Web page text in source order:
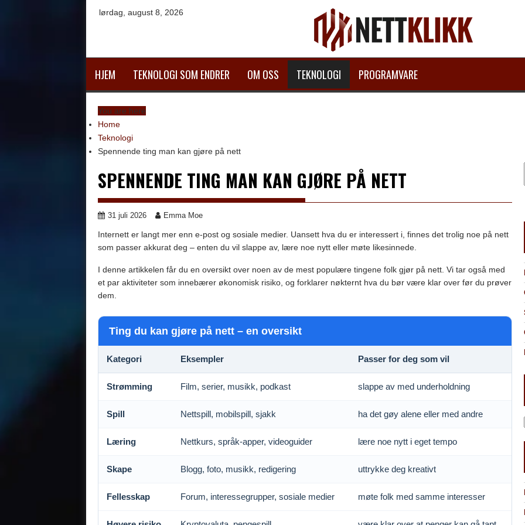
lørdag, august 8, 2026
HJEM TEKNOLOGI SOM ENDRER OM OSS TEKNOLOGI PROGRAMVARE
You are here
Home
Teknologi
Spennende ting man kan gjøre på nett
SPENNENDE TING MAN KAN GJØRE PÅ NETT
31 juli 2026 Emma Moe
Internett er langt mer enn e-post og sosiale medier. Uansett hva du er interessert i, finnes det trolig noe på nett
som passer akkurat deg – enten du vil slappe av, lære noe nytt eller møte likesinnede.
I denne artikkelen får du en oversikt over noen av de mest populære tingene folk gjør på nett. Vi tar også med
et par aktiviteter som innebærer økonomisk risiko, og forklarer nøkternt hva du bør være klar over før du prøver
dem.
Ting du kan gjøre på nett – en oversikt
Kategori Eksempler Passer for deg som vil
Strømming Film, serier, musikk, podkast slappe av med underholdning
Spill Nettspill, mobilspill, sjakk ha det gøy alene eller med andre
Læring Nettkurs, språk-apper, videoguider lære noe nytt i eget tempo
Skape Blogg, foto, musikk, redigering uttrykke deg kreativt
Fellesskap Forum, interessegrupper, sosiale medier møte folk med samme interesser